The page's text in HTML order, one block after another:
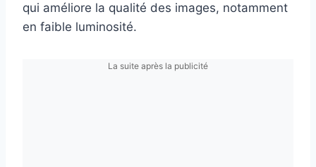
qui améliore la qualité des images, notamment
en faible luminosité.
La suite après la publicité